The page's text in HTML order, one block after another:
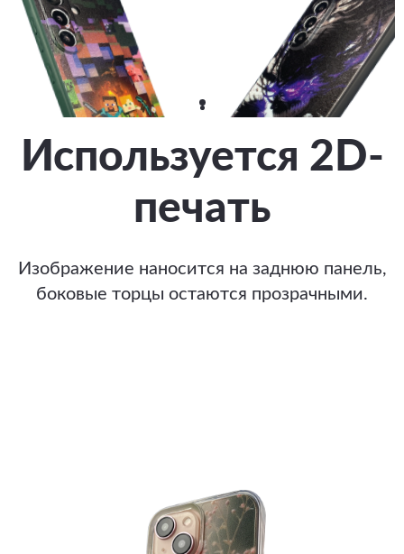
Используется 2D-
печать
Изображение наносится на заднюю панель,
боковые торцы остаются прозрачными.